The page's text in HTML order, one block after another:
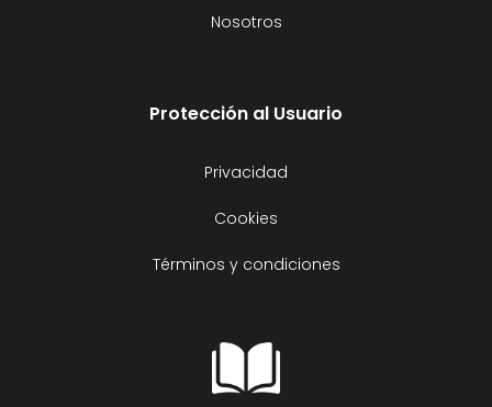
Nosotros
Protección al Usuario
Privacidad
Cookies
Términos y condiciones